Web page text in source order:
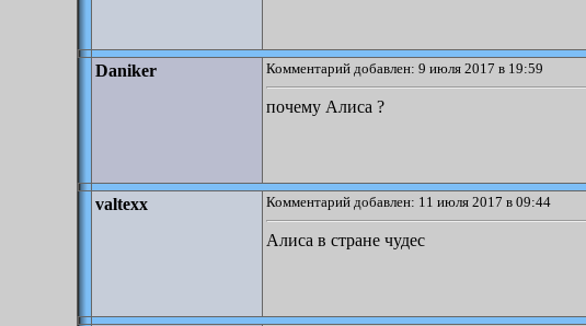
Daniker Комментарий добавлен: 9 июля 2017 в 19:59
почему Алиса ?
valtexx Комментарий добавлен: 11 июля 2017 в 09:44
Алиса в стране чудес